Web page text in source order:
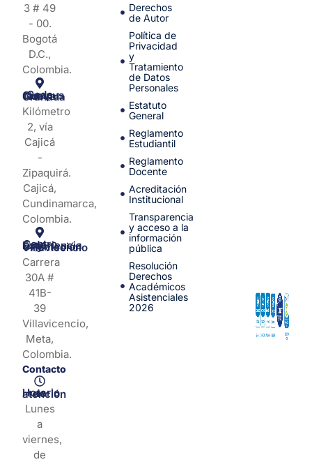
3 # 49
- 00.
Bogotá
D.C.,
Colombia.
Sede Campus Nueva Granada
Kilómetro
2, vía
Cajicá
-
Zipaquirá.
Cajicá,
Cundinamarca,
Colombia.
Centro de Experiencia y Orientación Villavicencio
Carrera
30A #
41B-
39
Villavicencio,
Meta,
Colombia.
Contacto
Horario de atención
Lunes
a
viernes,
de
Derechos
de Autor
Política de
Privacidad
y
Tratamiento
de Datos
Personales
Estatuto
General
Reglamento
Estudiantil
Reglamento
Docente
Acreditación
Institucional
Transparencia
y acceso a la
información
pública
Resolución
Derechos
Académicos
Asistenciales
2026